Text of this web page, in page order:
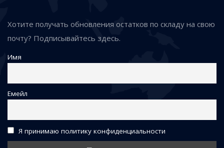
Хотите получать обновления остатков по складу на свою
почту? Подписывайтесь здесь.
Имя
Емейл
Я принимаю политику конфиденциальности